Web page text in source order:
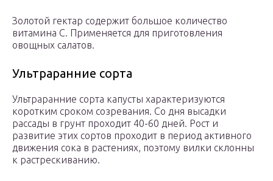
Золотой гектар содержит большое количество
витамина С. Применяется для приготовления
овощных салатов.
Ультраранние сорта
Ультраранние сорта капусты характеризуются
коротким сроком созревания. Со дня высадки
рассады в грунт проходит 40-60 дней. Рост и
развитие этих сортов проходит в период активного
движения сока в растениях, поэтому вилки склонны
к растрескиванию.